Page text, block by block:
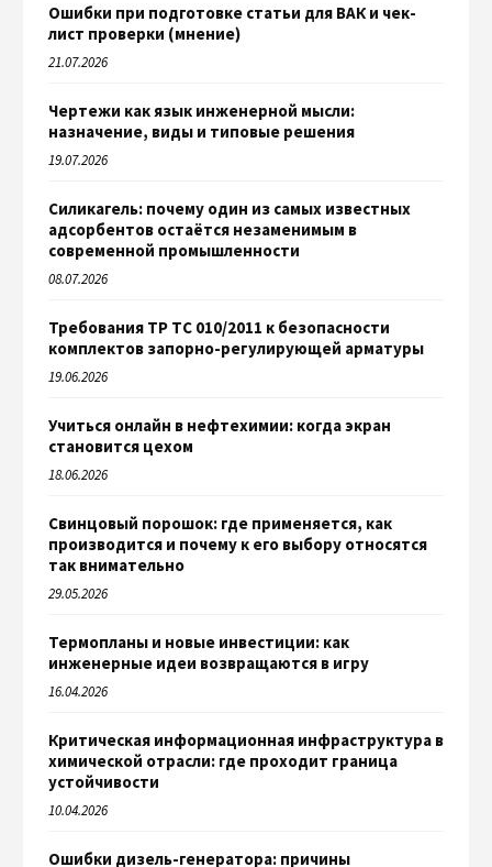
Ошибки при подготовке статьи для ВАК и чек-
лист проверки (мнение)
21.07.2026
Чертежи как язык инженерной мысли:
назначение, виды и типовые решения
19.07.2026
Силикагель: почему один из самых известных
адсорбентов остаётся незаменимым в
современной промышленности
08.07.2026
Требования ТР ТС 010/2011 к безопасности
комплектов запорно-регулирующей арматуры
19.06.2026
Учиться онлайн в нефтехимии: когда экран
становится цехом
18.06.2026
Свинцовый порошок: где применяется, как
производится и почему к его выбору относятся
так внимательно
29.05.2026
Термопланы и новые инвестиции: как
инженерные идеи возвращаются в игру
16.04.2026
Критическая информационная инфраструктура в
химической отрасли: где проходит граница
устойчивости
10.04.2026
Ошибки дизель-генератора: причины